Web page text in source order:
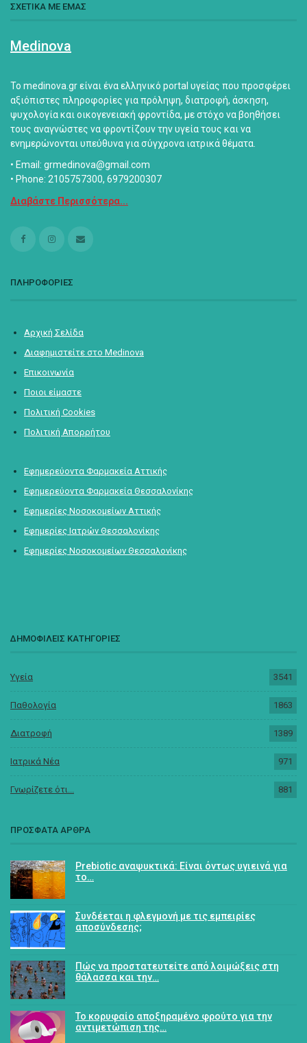
ΣΧΕΤΙΚΑ ΜΕ ΕΜΑΣ
Medinova
Το medinova.gr είναι ένα ελληνικό portal υγείας που προσφέρει
αξιόπιστες πληροφορίες για πρόληψη, διατροφή, άσκηση,
ψυχολογία και οικογενειακή φροντίδα, με στόχο να βοηθήσει
τους αναγνώστες να φροντίζουν την υγεία τους και να
ενημερώνονται υπεύθυνα για σύγχρονα ιατρικά θέματα.
• Email: grmedinova@gmail.com
• Phone: 2105757300, 6979200307
Διαβάστε Περισσότερα...
ΠΛΗΡΟΦΟΡΙΕΣ
Αρχική Σελίδα
Διαφημιστείτε στο Medinova
Επικοινωνία
Ποιοι είμαστε
Πολιτική Cookies
Πολιτική Απορρήτου
Εφημερεύοντα Φαρμακεία Αττικής
Εφημερεύοντα Φαρμακεία Θεσσαλονίκης
Εφημερίες Νοσοκομείων Αττικής
Εφημερίες Ιατρών Θεσσαλονίκης
Εφημερίες Νοσοκομείων Θεσσαλονίκης
ΔΗΜΟΦΙΛΕΙΣ ΚΑΤΗΓΟΡΙΕΣ
Υγεία 3541
Παθολογία 1863
Διατροφή 1389
Ιατρικά Νέα 971
Γνωρίζετε ότι... 881
ΠΡΟΣΦΑΤΑ ΑΡΘΡΑ
Prebiotic αναψυκτικά: Είναι όντως υγιεινά για
το…
Συνδέεται η φλεγμονή με τις εμπειρίες
αποσύνδεσης;
Πώς να προστατευτείτε από λοιμώξεις στη
θάλασσα και την…
Το κορυφαίο αποξηραμένο φρούτο για την
αντιμετώπιση της…